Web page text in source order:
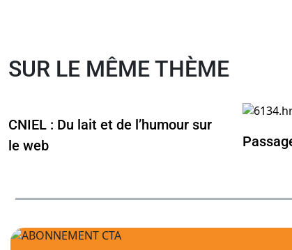
SUR LE MÊME THÈME
CNIEL : Du lait et de l’humour sur
le web